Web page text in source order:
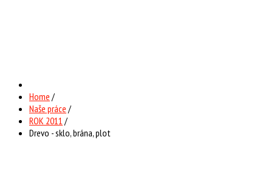
Home /
Naše práce /
ROK 2011 /
Drevo - sklo, brána, plot